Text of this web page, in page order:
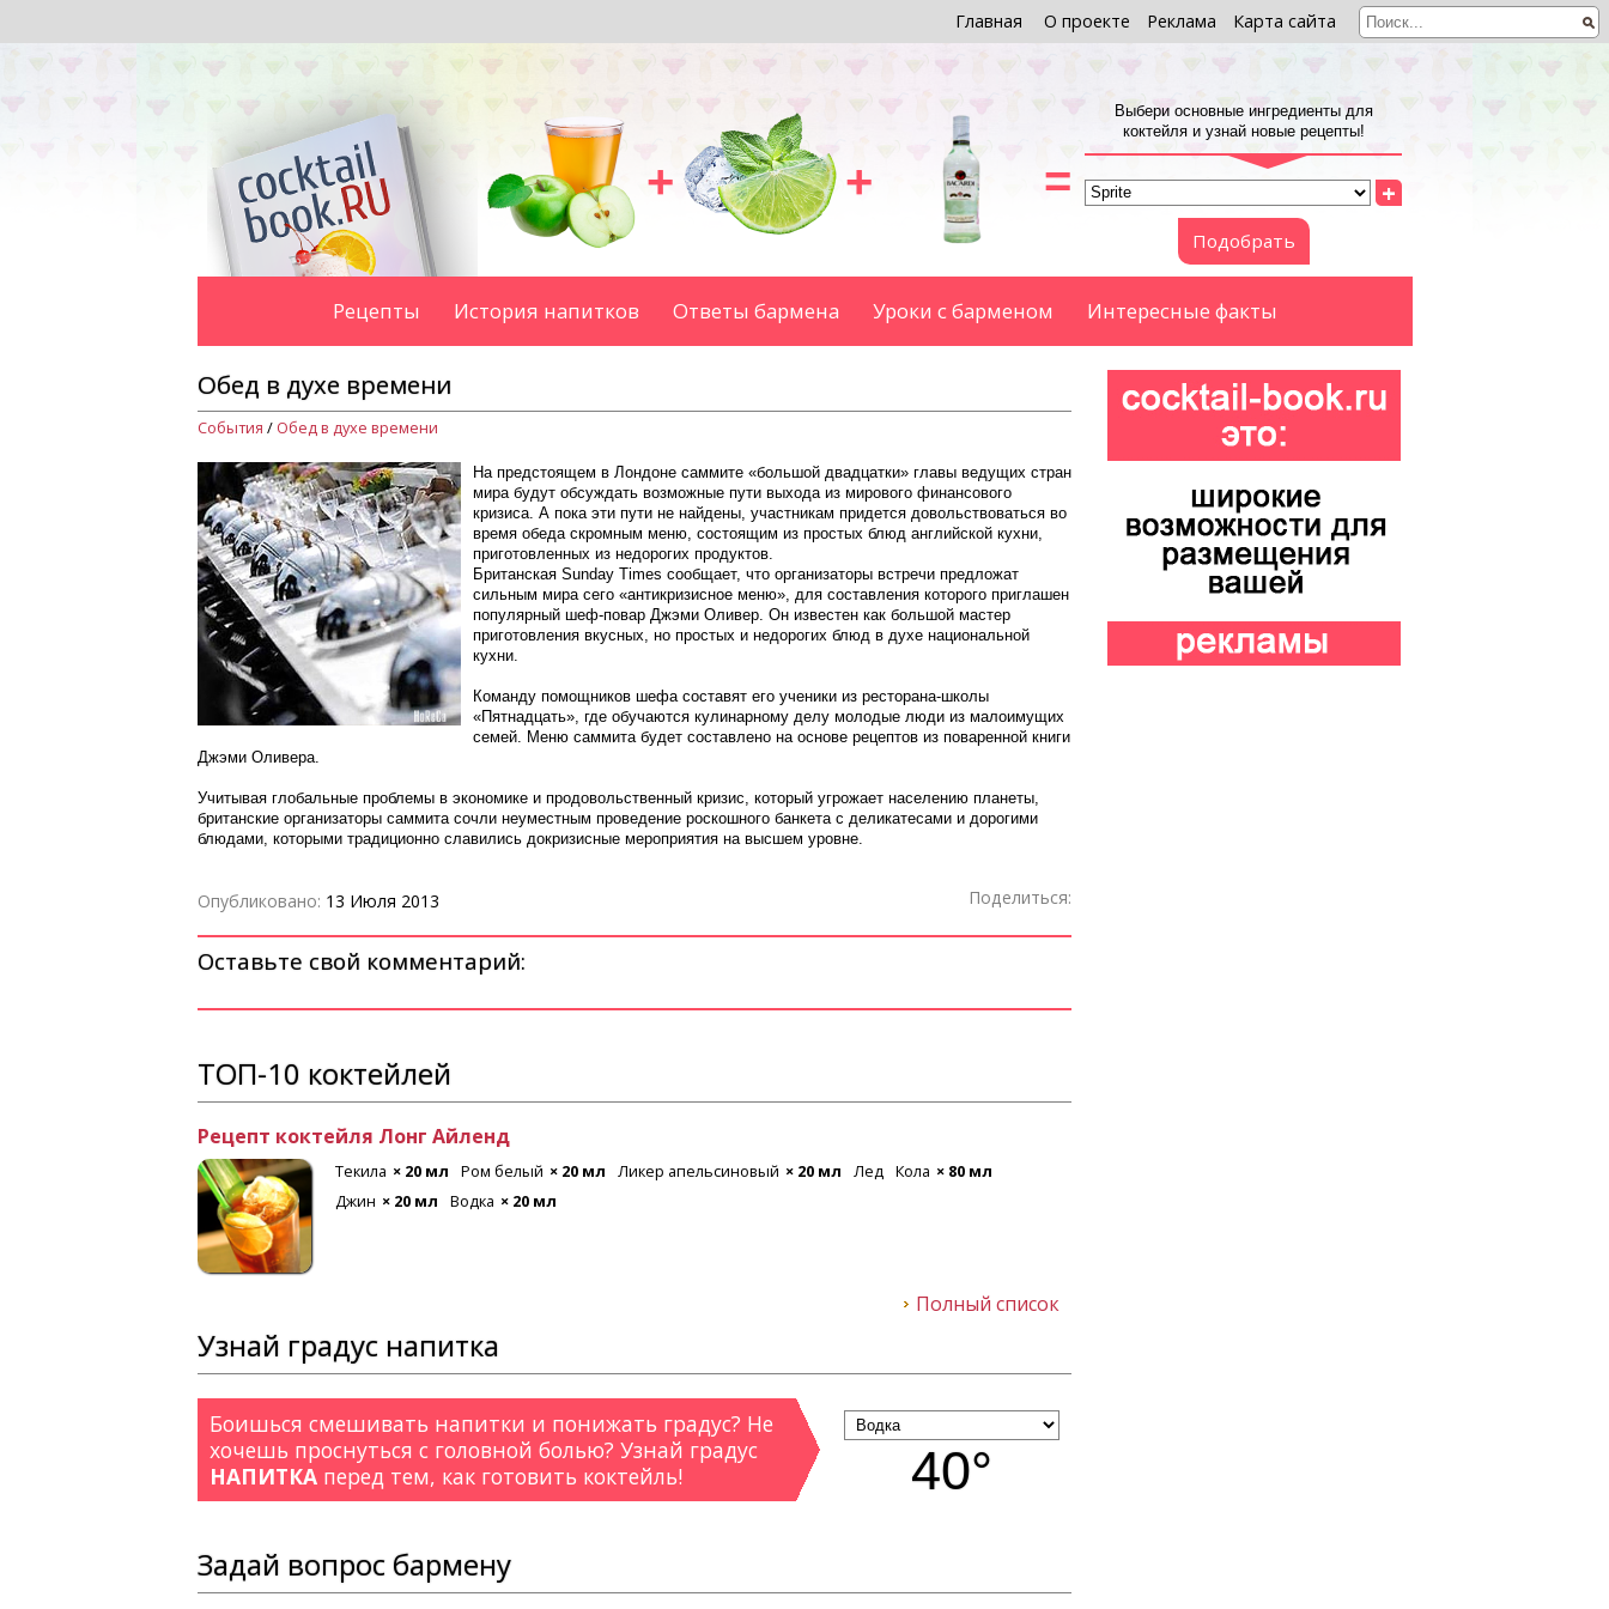
Главная О проекте Реклама Карта сайта
+ + =
Выбери основные ингредиенты для
коктейля и узнай новые рецепты!
+
Подобрать
Рецепты История напитков Ответы бармена Уроки с барменом Интересные факты
Обед в духе времени
События / Обед в духе времени
На предстоящем в Лондоне саммите «большой двадцатки» главы ведущих стран
мира будут обсуждать возможные пути выхода из мирового финансового
кризиса. А пока эти пути не найдены, участникам придется довольствоваться во
время обеда скромным меню, состоящим из простых блюд английской кухни,
приготовленных из недорогих продуктов.
Британская Sunday Times сообщает, что организаторы встречи предложат
сильным мира сего «антикризисное меню», для составления которого приглашен
популярный шеф-повар Джэми Оливер. Он известен как большой мастер
приготовления вкусных, но простых и недорогих блюд в духе национальной
кухни.
Команду помощников шефа составят его ученики из ресторана-школы
«Пятнадцать», где обучаются кулинарному делу молодые люди из малоимущих
семей. Меню саммита будет составлено на основе рецептов из поваренной книги
Джэми Оливера.
Учитывая глобальные проблемы в экономике и продовольственный кризис, который угрожает населению планеты,
британские организаторы саммита сочли неуместным проведение роскошного банкета с деликатесами и дорогими
блюдами, которыми традиционно славились докризисные мероприятия на высшем уровне.
Поделиться:
Опубликовано: 13 Июля 2013
Оставьте свой комментарий:
ТОП-10 коктейлей
Рецепт коктейля Лонг Айленд
Текила × 20 мл Ром белый × 20 мл Ликер апельсиновый × 20 мл Лед Кола × 80 мл
Джин × 20 мл Водка × 20 мл
Полный список
Узнай градус напитка
40°
Боишься смешивать напитки и понижать градус? Не
хочешь проснуться с головной болью? Узнай градус
НАПИТКА перед тем, как готовить коктейль!
Задай вопрос бармену